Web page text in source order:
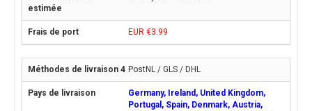
EUR €3.99
PostNL / GLS / DHL
Germany, Ireland, United Kingdom,
Portugal, Spain, Denmark, Austria,